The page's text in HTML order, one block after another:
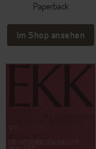
Paperback
Im Shop ansehen